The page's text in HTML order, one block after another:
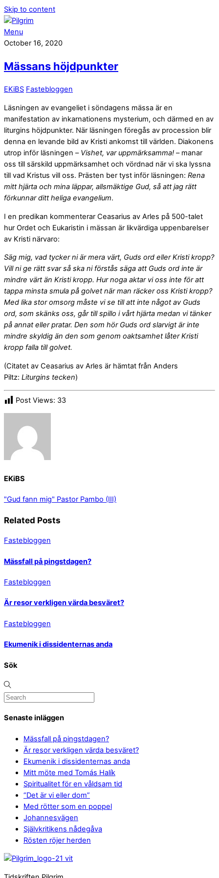
Skip to content
Menu
October 16, 2020
Mässans höjdpunkter
EKiBS Fastebloggen
Läsningen av evangeliet i söndagens mässa är en
manifestation av inkarnationens mysterium, och därmed en av
liturgins höjdpunkter. När läsningen föregås av procession blir
denna en levande bild av Kristi ankomst till världen. Diakonens
utrop inför läsningen – Vishet, var uppmärksamma! – manar
oss till särskild uppmärksamhet och vördnad när vi ska lyssna
till vad Kristus vill oss. Prästen ber tyst inför läsningen: Rena
mitt hjärta och mina läppar, allsmäktige Gud, så att jag rätt
förkunnar ditt heliga evangelium.
I en predikan kommenterar Ceasarius av Arles på 500-talet
hur Ordet och Eukaristin i mässan är likvärdiga uppenbarelser
av Kristi närvaro:
Säg mig, vad tycker ni är mera värt, Guds ord eller Kristi kropp?
Vill ni ge rätt svar så ska ni förstås säga att Guds ord inte är
mindre värt än Kristi kropp. Hur noga aktar vi oss inte för att
tappa minsta smula på golvet när man räcker oss Kristi kropp?
Med lika stor omsorg måste vi se till att inte något av Guds
ord, som skänks oss, går till spillo i vårt hjärta medan vi tänker
på annat eller pratar. Den som hör Guds ord slarvigt är inte
mindre skyldig än den som genom oaktsamhet låter Kristi
kropp falla till golvet.
(Citatet av Ceasarius av Arles är hämtat från Anders
Piltz: Liturgins tecken)
Post Views: 33
EKiBS
"Gud fann mig" Pastor Pambo (III)
Related Posts
Fastebloggen
Mässfall på pingstdagen?
Fastebloggen
Är resor verkligen värda besväret?
Fastebloggen
Ekumenik i dissidenternas anda
Sök
Senaste inläggen
Mässfall på pingstdagen?
Är resor verkligen värda besväret?
Ekumenik i dissidenternas anda
Mitt möte med Tomás Halík
Spiritualitet för en våldsam tid
“Det är vi eller dom”
Med rötter som en poppel
Johannesvägen
Självkritikens nådegåva
Rösten röjer herden